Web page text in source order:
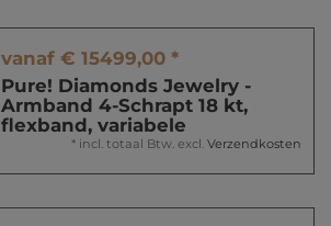
vanaf € 15499,00 *
Pure! Diamonds Jewelry -
Armband 4-Schrapt 18 kt,
flexband, variabele
* incl. totaal Btw. excl. Verzendkosten